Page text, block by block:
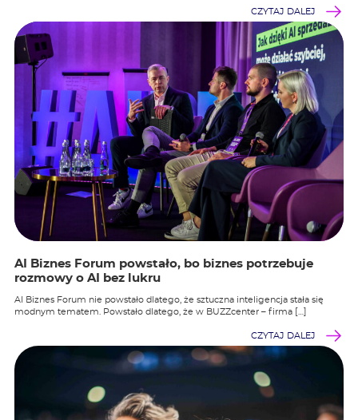
CZYTAJ DALEJ
AI Biznes Forum powstało, bo biznes potrzebuje
rozmowy o AI bez lukru
AI Biznes Forum nie powstało dlatego, że sztuczna inteligencja stała się
modnym tematem. Powstało dlatego, że w BUZZcenter – firma […]
CZYTAJ DALEJ